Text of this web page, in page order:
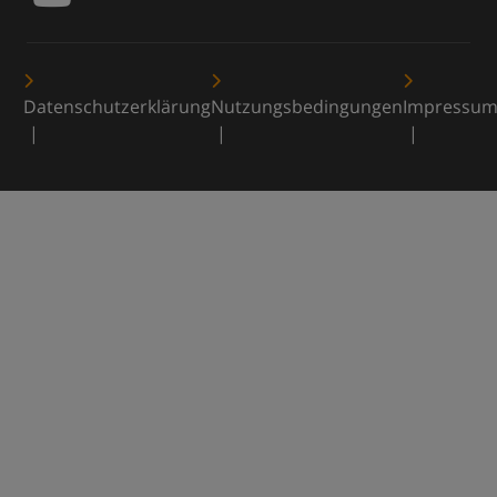
DatenschutzerklärungNutzungsbedingungenImpressum